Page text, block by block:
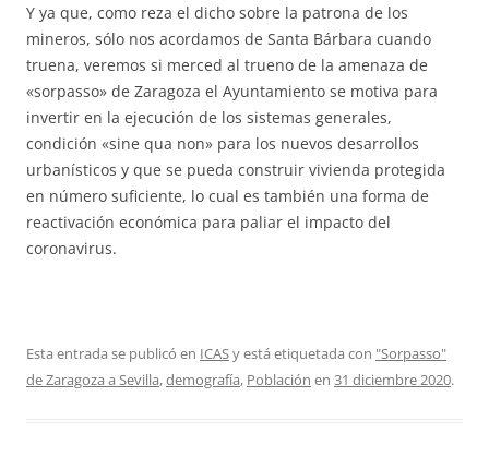
Y ya que, como reza el dicho sobre la patrona de los
mineros, sólo nos acordamos de Santa Bárbara cuando
truena, veremos si merced al trueno de la amenaza de
«sorpasso» de Zaragoza el Ayuntamiento se motiva para
invertir en la ejecución de los sistemas generales,
condición «sine qua non» para los nuevos desarrollos
urbanísticos y que se pueda construir vivienda protegida
en número suficiente, lo cual es también una forma de
reactivación económica para paliar el impacto del
coronavirus.
Esta entrada se publicó en ICASy está etiquetada con "Sorpasso"
de Zaragoza a Sevilla,demografía, Población en 31 diciembre 2020.